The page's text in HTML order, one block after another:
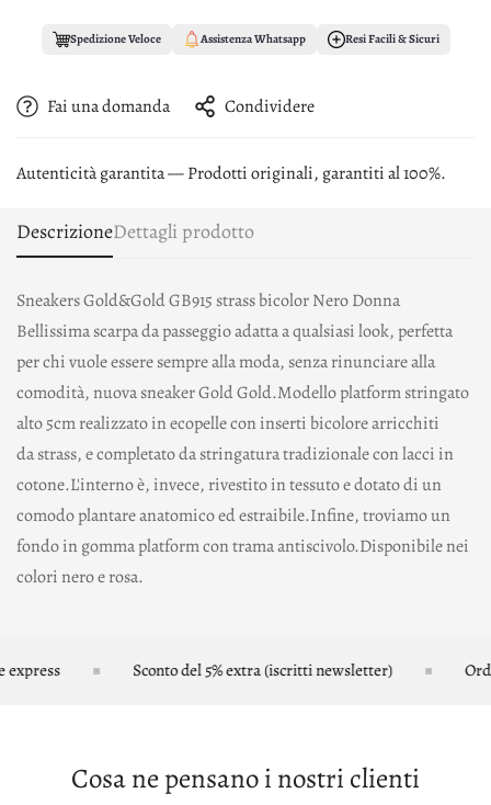
Spedizione Veloce Assistenza Whatsapp Resi Facili & Sicuri
Fai una domanda Condividere
Autenticità garantita — Prodotti originali, garantiti al 100%.
DescrizioneDettagli prodotto
Sneakers Gold&Gold GB915 strass bicolor Nero Donna
Bellissima scarpa da passeggio adatta a qualsiasi look, perfetta
per chi vuole essere sempre alla moda, senza rinunciare alla
comodità, nuova sneaker Gold Gold.Modello platform stringato
alto 5cm realizzato in ecopelle con inserti bicolore arricchiti
da strass, e completato da stringatura tradizionale con lacci in
cotone.L'interno è, invece, rivestito in tessuto e dotato di un
comodo plantare anatomico ed estraibile.Infine, troviamo un
fondo in gomma platform con trama antiscivolo.Disponibile nei
colori nero e rosa.
Sconto del 5% extra (iscritti newsletter)
Cosa ne pensano i nostri clienti